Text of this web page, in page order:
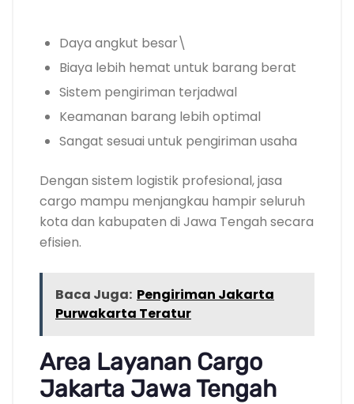
Daya angkut besar\
Biaya lebih hemat untuk barang berat
Sistem pengiriman terjadwal
Keamanan barang lebih optimal
Sangat sesuai untuk pengiriman usaha
Dengan sistem logistik profesional, jasa
cargo mampu menjangkau hampir seluruh
kota dan kabupaten di Jawa Tengah secara
efisien.
Baca Juga: Pengiriman Jakarta
Purwakarta Teratur
Area Layanan Cargo
Jakarta Jawa Tengah